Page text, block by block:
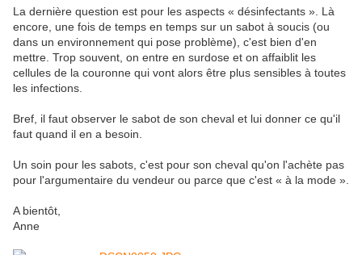
La dernière question est pour les aspects « désinfectants ». Là
encore, une fois de temps en temps sur un sabot à soucis (ou
dans un environnement qui pose problème), c'est bien d'en
mettre. Trop souvent, on entre en surdose et on affaiblit les
cellules de la couronne qui vont alors être plus sensibles à toutes
les infections.
Bref, il faut observer le sabot de son cheval et lui donner ce qu'il
faut quand il en a besoin.
Un soin pour les sabots, c'est pour son cheval qu'on l'achète pas
pour l'argumentaire du vendeur ou parce que c'est « à la mode ».
A bientôt,
Anne